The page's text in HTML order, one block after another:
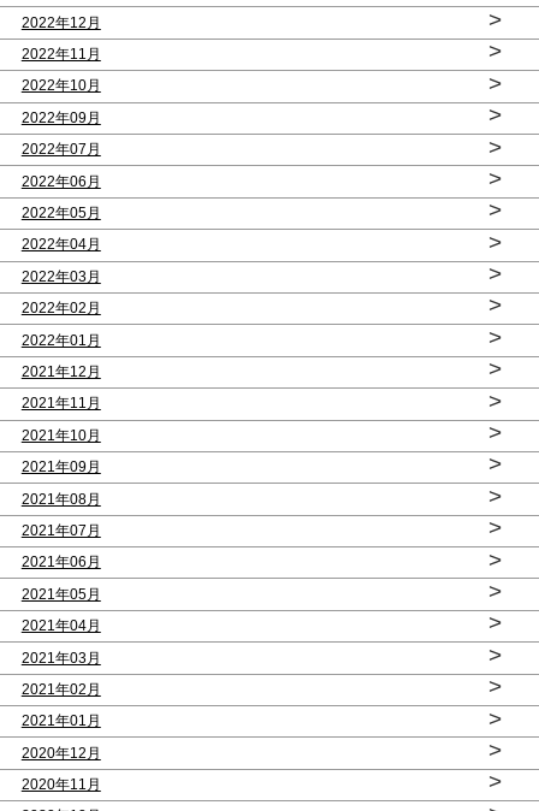
2022年12月 >
2022年11月 >
2022年10月 >
2022年09月 >
2022年07月 >
2022年06月 >
2022年05月 >
2022年04月 >
2022年03月 >
2022年02月 >
2022年01月 >
2021年12月 >
2021年11月 >
2021年10月 >
2021年09月 >
2021年08月 >
2021年07月 >
2021年06月 >
2021年05月 >
2021年04月 >
2021年03月 >
2021年02月 >
2021年01月 >
2020年12月 >
2020年11月 >